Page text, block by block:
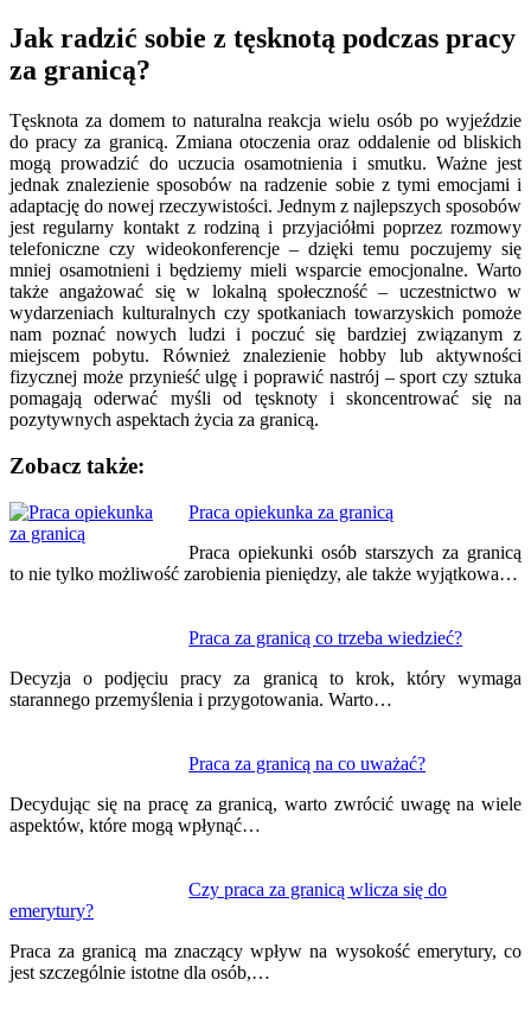
Jak radzić sobie z tęsknotą podczas pracy
za granicą?
Tęsknota za domem to naturalna reakcja wielu osób po wyjeździe
do pracy za granicą. Zmiana otoczenia oraz oddalenie od bliskich
mogą prowadzić do uczucia osamotnienia i smutku. Ważne jest
jednak znalezienie sposobów na radzenie sobie z tymi emocjami i
adaptację do nowej rzeczywistości. Jednym z najlepszych sposobów
jest regularny kontakt z rodziną i przyjaciółmi poprzez rozmowy
telefoniczne czy wideokonferencje – dzięki temu poczujemy się
mniej osamotnieni i będziemy mieli wsparcie emocjonalne. Warto
także angażować się w lokalną społeczność – uczestnictwo w
wydarzeniach kulturalnych czy spotkaniach towarzyskich pomoże
nam poznać nowych ludzi i poczuć się bardziej związanym z
miejscem pobytu. Również znalezienie hobby lub aktywności
fizycznej może przynieść ulgę i poprawić nastrój – sport czy sztuka
pomagają oderwać myśli od tęsknoty i skoncentrować się na
pozytywnych aspektach życia za granicą.
Zobacz także:
Praca opiekunka za granicą
Praca opiekunki osób starszych za granicą
to nie tylko możliwość zarobienia pieniędzy, ale także wyjątkowa…
Praca za granicą co trzeba wiedzieć?
Decyzja o podjęciu pracy za granicą to krok, który wymaga
starannego przemyślenia i przygotowania. Warto…
Praca za granicą na co uważać?
Decydując się na pracę za granicą, warto zwrócić uwagę na wiele
aspektów, które mogą wpłynąć…
Czy praca za granicą wlicza się do
emerytury?
Praca za granicą ma znaczący wpływ na wysokość emerytury, co
jest szczególnie istotne dla osób,…
Nawigacja
wpisu